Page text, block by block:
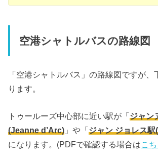
空港シャトルバスの路線図
「空港シャトルバス」の路線図ですが、
ります。
トゥールーズ中心部に近い駅が「ジャン
(Jeanne d’Arc) 」や「ジャン ジョレス
になります。(PDFで確認する場合はこ